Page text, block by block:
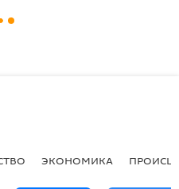
ЭКОНОМИКА